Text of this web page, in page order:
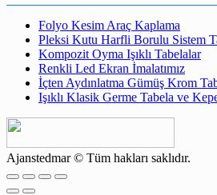
Folyo Kesim Araç Kaplama
Pleksi Kutu Harfli Borulu Sistem
Kompozit Oyma Işıklı Tabelalar
Renkli Led Ekran İmalatımız
İçten Aydınlatma Gümüş Krom
Işıklı Klasik Germe Tabela ve
Ajanstedmar © Tüm hakları saklıdır.